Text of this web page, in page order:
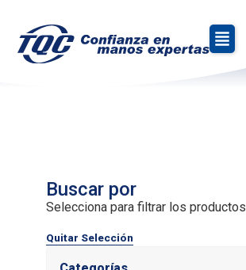
Buscar por
Selecciona para filtrar los productos
Quitar Selección